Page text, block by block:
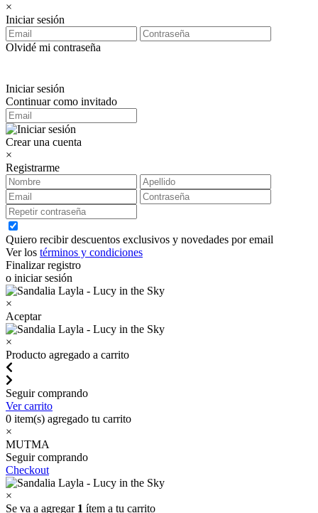
×
Iniciar sesión
Olvidé mi contraseña
Iniciar sesión
Continuar como invitado
Crear una cuenta
×
Registrarme
Quiero recibir descuentos exclusivos y novedades por email
Ver los términos y condiciones
Finalizar registro
o iniciar sesión
×
Aceptar
×
Producto agregado a carrito
Seguir comprando
Ver carrito
0 item(s) agregado tu carrito
×
MUTMA
Seguir comprando
Checkout
×
Se va a agregar 1 ítem a tu carrito